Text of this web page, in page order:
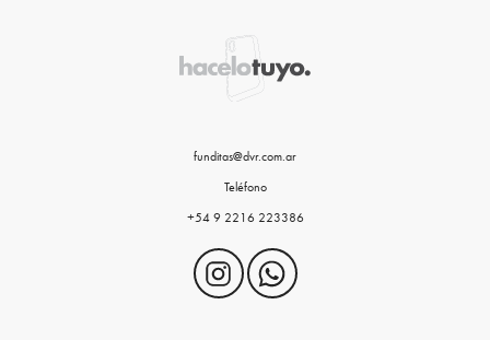
funditas@dvr.com.ar
Teléfono
+54 9 2216 223386